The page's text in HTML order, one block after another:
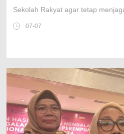
Sekolah Rakyat agar tetap
anggaran program priori
07-07